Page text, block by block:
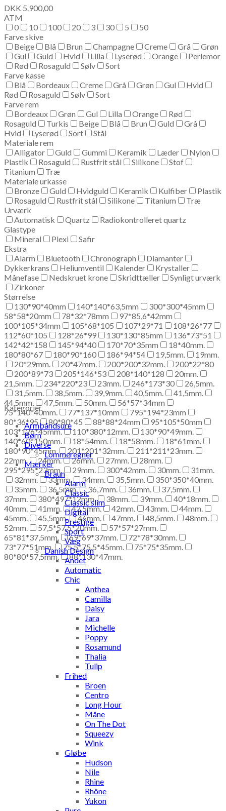
DKK 5.900,00
ATM
0
10 100 20 3 30 5
50
Farve skive
Beige
Blå Brun Champagne Creme Grå
Grøn
Gul
Guld Hvid Lilla Lyserød Orange
Perlemor
Rød
Rosaguld Sølv
Sort
Farve kasse
Blå
Bordeaux Creme Grå Grøn Gul
Hvid
Rød
Rosaguld Sølv
Sort
Farve rem
Bordeaux
Grøn Gul Lilla Orange
Rød
Rosaguld
Turkis Beige Blå Brun Guld
Grå
Hvid
Lyserød Sort
Stål
Materiale rem
Alligator
Guld Gummi Keramik Læder
Nylon
Plastik
Rosaguld Rustfrit stål Silikone
Stof
Titanium
Træ
Materiale urkasse
Bronze
Guld Hvidguld Keramik Kulfiber
Plastik
Rosaguld
Rustfrit stål Silikone Titanium
Træ
Urværk
Automatisk
Quartz
Radiokontrolleret quartz
Glastype
Mineral
Plexi
Safir
Ekstra
Alarm
Bluetooth Chronograph
Diamanter
Dykkerkrans
Heliumventil Kalender
Krystaller
Månefase
Nedskruet krone Skridttæller
Synligt urværk
Zirkoner
Størrelse
130*90*40mm
140*140*63,5mm
300*300*45mm
58*58*20mm
78*32*78mm
97*85,6*42mm
100*105*34mm
105*68*105 107*29*71
108*26*77
112*60*105
128*26*99 130*130*85mm
136*73*51
142*42*158
145*94*40 170*70*35mm
18*40mm.
180*80*67
180*90*160 186*94*54 19,5mm.
19mm.
20*29mm.
20*47mm. 200*200*32mm.
200*22*80
200*89*73
205*146*53 208*140*128
20mm.
21,5mm.
234*220*23 23mm. 246*173*30
26,5mm.
31,5mm.
38,5mm. 39,9mm. 40,5mm.
41,5mm.
44,5mm.
47,5mm. 50mm.
56*57*34mm
75*140*40mm.
77*137*10mm
795*194*23mm
80*36*95
80*80*45 88*88*24mm
95*105*50mm
103*126*45mm.
110*380*12mm.
130*90*49mm.
140*60*150mm.
18*54mm. 18*58mm.
18*61mm.
180*90*45mm.
201*201*32mm.
211*211*23mm.
22mm.
24mm. 26mm. 27mm.
28mm.
295*295*23mm.
29mm. 300*42mm. 30mm.
31mm.
32mm.
33mm. 34mm. 35,5mm.
350*350*40mm.
35mm.
36,5mm. 36,7mm. 36mm.
37,5mm.
37mm.
380*497*12mm. 38mm. 39mm.
40*18mm.
40mm.
41mm. 42,5mm. 42mm. 43mm.
44mm.
45mm.
45,5mm. 46mm. 47mm. 48,5mm.
48mm.
52mm.
57,5*57,5*20mm.
57*57*27mm.
65*81*37,5mm.
69*69*37mm.
72*78*30mm.
73*77*51mm.
75,5*75,5*45mm.
75*75*35mm.
80*80*57,5mm.
88*130*47mm.
Kategorier
Armbåndsure
Børn
Diverse
Lommeregner
Mærker
Braun
Alarm
Classic
Classic slim
Digital
Prestige
Sport
Væg
Danish Design
Andet
Automatic
Chic
Anthea
Camilla
Daisy
Jara
Michelle
Poppy
Rosamund
Thalia
Tulip
Frihed
Broen
Centro
Long Hour
Måne
On The Dot
Squeezy
Wink
Gløbe
Hudson
Nile
Rhine
Rhône
Yukon